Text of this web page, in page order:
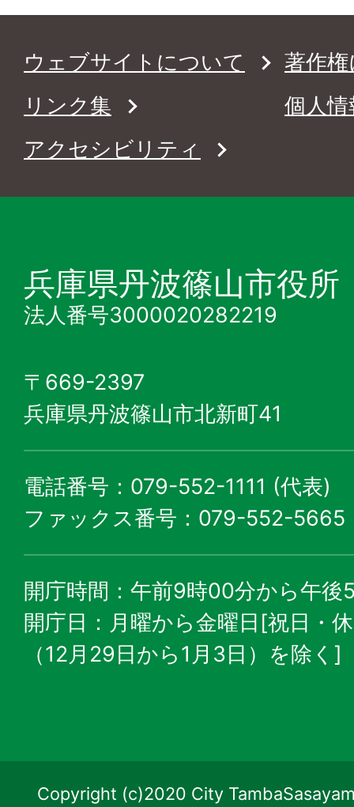
ウェブサイトについて
著作
リンク集
個人
アクセシビリティ
兵庫県丹波篠山市役所
法人番号3000020282219
〒669-2397
兵庫県丹波篠山市北新町41
電話番号：079-552-1111 (代表)
ファックス番号：079-552-5665
開庁時間：午前9時00分から午後
開庁日：月曜から金曜日[祝日・
（12月29日から1月3日）を除く]
Copyright (c)2020 City